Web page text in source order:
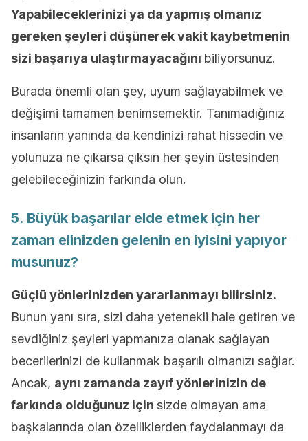
Yapabileceklerinizi ya da yapmış olmanız
gereken şeyleri düşünerek vakit kaybetmenin
sizi başarıya ulaştırmayacağını biliyorsunuz.
Burada önemli olan şey, uyum sağlayabilmek ve
değişimi tamamen benimsemektir. Tanımadığınız
insanların yanında da kendinizi rahat hissedin ve
yolunuza ne çıkarsa çıksın her şeyin üstesinden
gelebileceğinizin farkında olun.
5. Büyük başarılar elde etmek için her
zaman elinizden gelenin en iyisini yapıyor
musunuz?
Güçlü yönlerinizden yararlanmayı bilirsiniz.
Bunun yanı sıra, sizi daha yetenekli hale getiren ve
sevdiğiniz şeyleri yapmanıza olanak sağlayan
becerilerinizi de kullanmak başarılı olmanızı sağlar.
Ancak, aynı zamanda zayıf yönlerinizin de
farkında olduğunuz için sizde olmayan ama
başkalarında olan özelliklerden faydalanmayı da